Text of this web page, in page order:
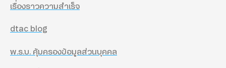
เรื่องราวความสำเร็จ
dtac blog
พ.ร.บ. คุ้มครองข้อมูลส่วนบุคคล